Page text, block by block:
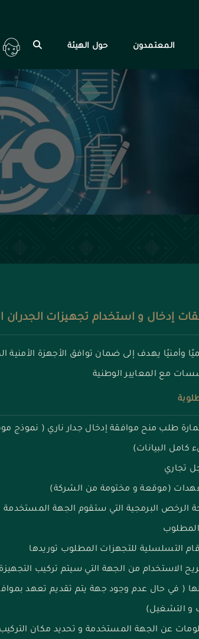
المعتمدون حول الهيئة
إدخال و استخدام تجهيزات الجدران
وأمنيًا يهدف إلى ضمان توافق الأجهزة
مع المعايير الوطنية
طلب منح موافقة إدخال جدار ناري ( نموذج
كامل البيانات)
تجاري
(موقعة و مختومة من الشركة)
الرخص البرمجية التي ستقوم الجهة المستخدمة
المطلوب
التسلسلية للتجهزات المطلوب توريدها
الاستخدام من الجهة التي سيتم تركيب
( في حال عدم وجود جهة يتم تقديم تعهد
و التشغيل)
عن الجهة المستخدمة و تحديد مكان التركيب